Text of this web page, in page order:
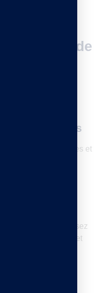
Point de
transactions
rapides et
et optimisez
de bord clairs et